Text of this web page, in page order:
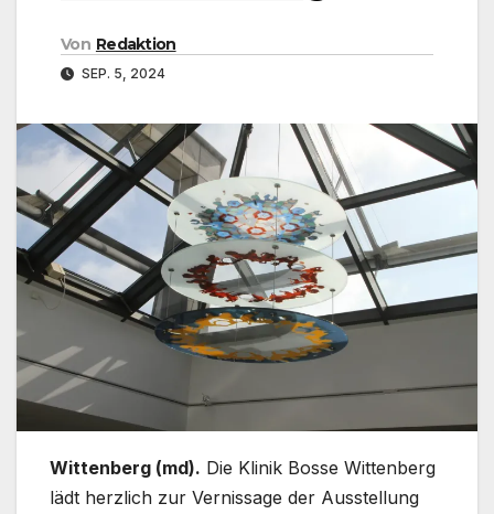
Von Redaktion
SEP. 5, 2024
Wittenberg (md). Die Klinik Bosse Wittenberg
lädt herzlich zur Vernissage der Ausstellung